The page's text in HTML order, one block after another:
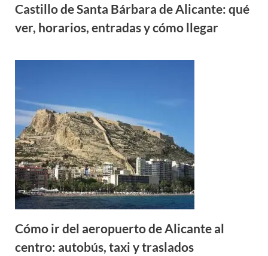
Castillo de Santa Bárbara de Alicante: qué
ver, horarios, entradas y cómo llegar
Cómo ir del aeropuerto de Alicante al
centro: autobús, taxi y traslados